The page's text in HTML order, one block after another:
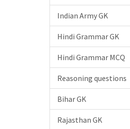
Indian Army GK
Hindi Grammar GK
Hindi Grammar MCQ
Reasoning questions
Bihar GK
Rajasthan GK